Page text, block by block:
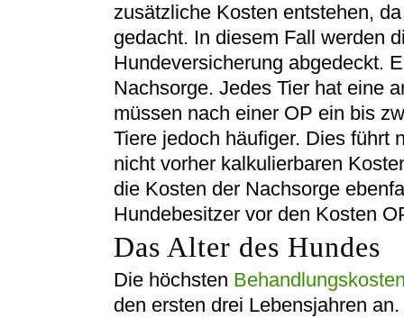
zusätzliche Kosten entstehen,
gedacht. In diesem Fall werden
Hundeversicherung abgedeckt.
Nachsorge. Jedes Tier hat eine
müssen nach einer OP ein bis
Tiere jedoch häufiger. Dies führt
nicht vorher kalkulierbaren
die Kosten der Nachsorge
Hundebesitzer vor den Kosten
Das Alter des Hundes
Die höchsten
den ersten drei Lebensjahren